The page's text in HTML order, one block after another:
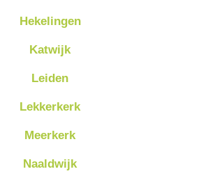
Hekelingen
Katwijk
Leiden
Lekkerkerk
Meerkerk
Naaldwijk